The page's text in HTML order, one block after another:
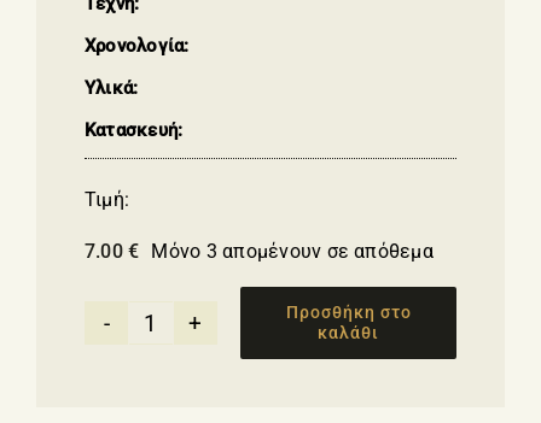
Χρονολογία:
Υλικά:
Κατασκευή:
Τιμή:
7.00€ Μόνο 3 απομένουν σε απόθεμα
Τσαντάκι
Προσθήκη στο
καλάθι